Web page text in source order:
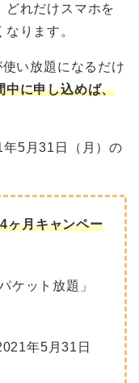
どれだけスマホを
ります。
い放題になるだけ
中に申し込めば、
5月31日（月）の
ヶ月キャンペー
ケット放題」
年5月31日